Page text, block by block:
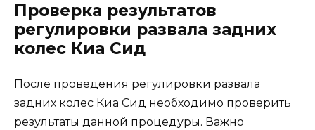
Проверка результатов
регулировки развала задних
колес Киа Сид
После проведения регулировки развала
задних колес Киа Сид необходимо проверить
результаты данной процедуры. Важно